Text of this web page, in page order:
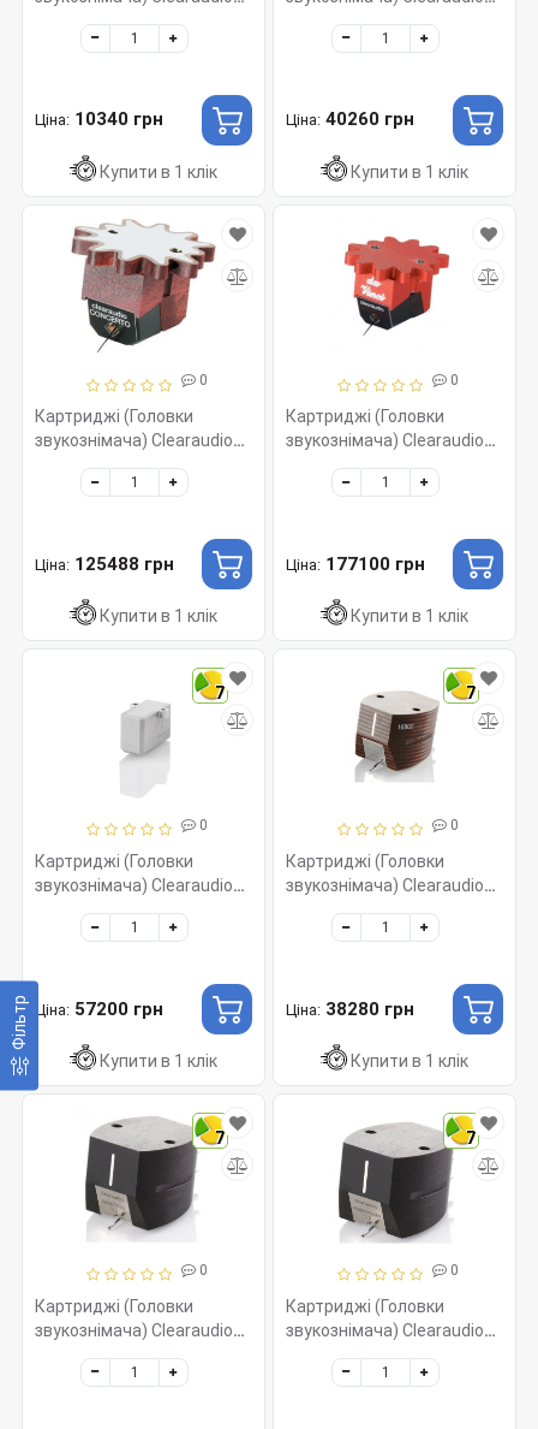
Фільтр
Concept V2, MM012
Ціна: 10340 грн
Купити в 1 клік
Concept, MC 023
Ціна: 40260 грн
Купити в 1 клік
0
Картриджі (Головки
звукознімача) Clearaudio
Concerto V2, MC 017/V 2,
Ціна: 125488 грн
Купити в 1 клік
0
Картриджі (Головки
звукознімача) Clearaudio
Da Vinci V2 95 dB, MC 020/V
Ціна: 177100 грн
Купити в 1 клік
7
0
Картриджі (Головки
звукознімача) Clearaudio
Essence, MC 026
Ціна: 57200 грн
Купити в 1 клік
7
0
Картриджі (Головки
звукознімача) Clearaudio
Jubilee, MM 014
Ціна: 38280 грн
Купити в 1 клік
7
0
Картриджі (Головки
звукознімача) Clearaudio
Maestro V2, MM 011, Ebony
7
0
Картриджі (Головки
звукознімача) Clearaudio
Performer V2, MM 008,
Ebony